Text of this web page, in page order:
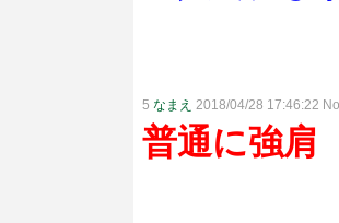
5 なまえ 2018/04/28 17:46:22
普通に強肩